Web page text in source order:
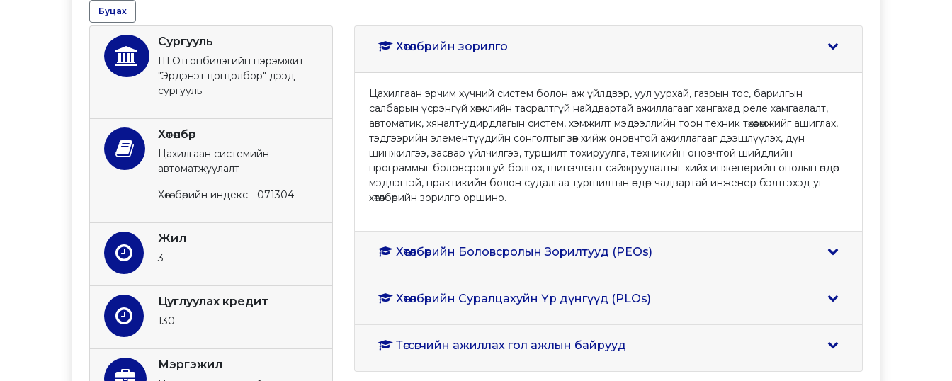
Буцах
Сургууль
Ш.Отгонбилэгийн нэрэмжит
"Эрдэнэт цогцолбор" дээд
сургууль
Хөтөлбөр
Цахилгаан системийн
автоматжуулалт
Хөтөлбөрийн индекс - 071304
Жил
3
Цуглуулах кредит
130
Мэргэжил
Хөтөлбөрийн зорилго
Цахилгаан эрчим хүчний систем болон аж үйлдвэр, уул уурхай, газрын тос, барилгын
салбарын үсрэнгүй хөгжлийн тасралтгүй найдвартай ажиллагааг хангахад реле хамгаалалт,
автоматик, хяналт-удирдлагын систем, хэмжилт мэдээллийн тоон техник төхөөрөмжийг ашиглах,
тэдгээрийн элементүүдийн сонголтыг зөв хийж оновчтой ажиллагааг дээшлүүлэх, дүн
шинжилгээ, засвар үйлчилгээ, туршилт тохируулга, техникийн оновчтой шийдлийн
программыг боловсронгуй болгох, шинэчлэлт сайжруулалтыг хийх инженерийн онолын өндөр
мэдлэгтэй, практикийн болон судалгаа туршилтын өндөр чадвартай инженер бэлтгэхэд уг
хөтөлбөрийн зорилго оршино.
Хөтөлбөрийн Боловсролын Зорилтууд (PEOs)
Хөтөлбөрийн Суралцахуйн Үр дүнгүүд (PLOs)
Төгсөгчийн ажиллах гол ажлын байрууд